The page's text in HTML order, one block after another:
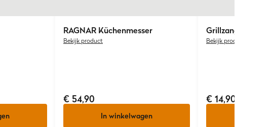
RAGNAR Küchenmesser
Bekijk product
€ 54,90
In winkelwagen
Grillzange
Bekijk product
€ 14,90